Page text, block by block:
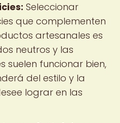
Seleccionar
que complementen
artesanales es
neutros y las
suelen funcionar bien,
del estilo y la
lograr en las